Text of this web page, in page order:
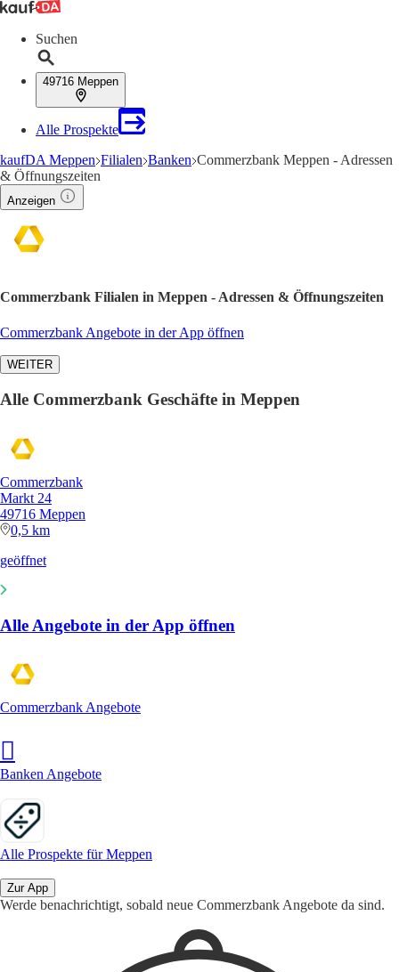
Suchen
49716 Meppen
Alle Prospekte
kaufDA Meppen Filialen Banken Commerzbank Meppen - Adressen
& Öffnungszeiten
Anzeigen
Commerzbank Filialen in Meppen - Adressen & Öffnungszeiten
Commerzbank Angebote in der App öffnen
WEITER
Alle Commerzbank Geschäfte in Meppen
Commerzbank
Markt 24
49716 Meppen
0,5 km
geöffnet
Alle Angebote in der App öffnen
Commerzbank Angebote
Banken Angebote
Alle Prospekte für Meppen
Zur App
Werde benachrichtigt, sobald neue Commerzbank Angebote da sind.